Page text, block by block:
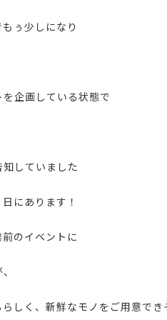
ぅ少しになり
企画している状態で
していました
にあります！
のイベントに
しく、新鮮なモノをご用意でき